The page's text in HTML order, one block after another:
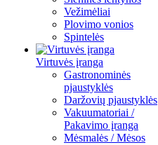
Vežimėliai
Plovimo vonios
Spintelės
Virtuvės įranga
Gastronominės
pjaustyklės
Daržovių pjaustyklės
Vakuumatoriai /
Pakavimo įranga
Mėsmalės / Mėsos